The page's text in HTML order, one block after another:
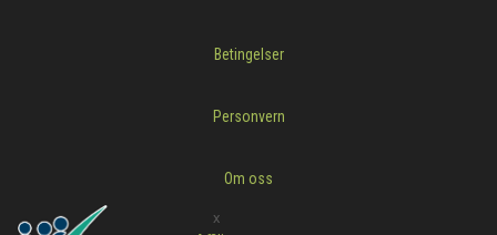
Betingelser
Personvern
Om oss